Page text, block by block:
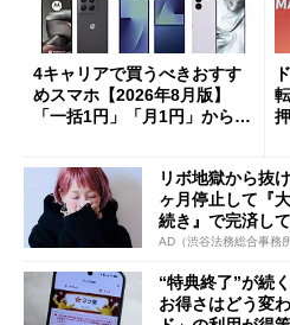
4キャリアで買うべきおすす
めスマホ【2026年8月版】
「一括1円」「月1円」からお
リボ地獄から抜
ヶ月停止して『
続き』で完済して
AD（渋谷法務総合事務所
“特典終了”が続
お得さはどう変